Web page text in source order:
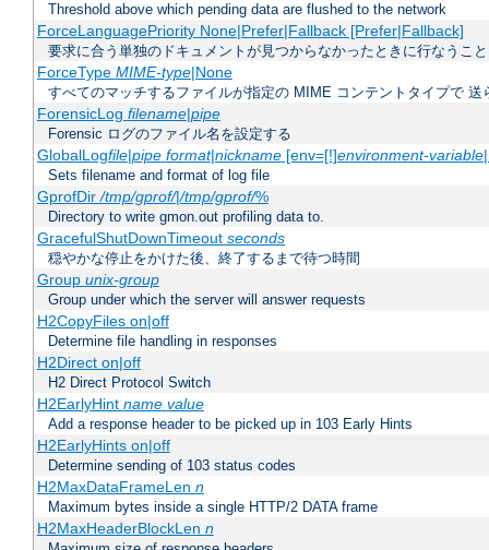
Threshold above which pending data are flushed to the network
ForceLanguagePriority None|Prefer|Fallback [Prefer|Fallback]
要求に合う単独のドキュメントが見つからなかったときに行なうこ
ForceType MIME-type|None
すべてのマッチするファイルが指定の MIME コンテントタイプで 送
ForensicLog filename|pipe
Forensic ログのファイル名を設定する
GlobalLogfile|pipe format|nickname[env=[!]environment-variable
Sets filename and format of log file
GprofDir/tmp/gprof/|/tmp/gprof/%
Directory to write gmon.out profiling data to.
GracefulShutDownTimeout seconds
穏やかな停止をかけた後、終了するまで待つ時間
Group unix-group
Group under which the server will answer requests
H2CopyFiles on|off
Determine file handling in responses
H2Direct on|off
H2 Direct Protocol Switch
H2EarlyHint name value
Add a response header to be picked up in 103 Early Hints
H2EarlyHints on|off
Determine sending of 103 status codes
H2MaxDataFrameLen n
Maximum bytes inside a single HTTP/2 DATA frame
H2MaxHeaderBlockLen n